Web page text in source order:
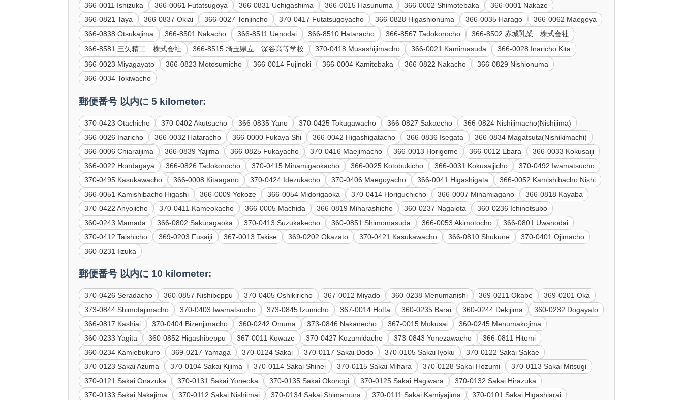
366-0011 Ishizuka
366-0061 Futatsugoya 366-0831 Uchigashima 366-0015 Hasunuma 366-0002 Shimotebaka
366-0001 Nakaze
366-0821 Taya
366-0837 Okiai 366-0027 Tenjincho 370-0417 Futatsugoyacho 366-0828 Higashionuma 366-0035 Harago
366-0062 Maegoya
366-0838 Otsukajima
366-8501 Nakacho 366-8511 Uenodai 366-8510 Hataracho 366-8567 Tadokorocho
366-8502 赤城乳業 株式会社
366-8581 三矢精工 株式会社
366-8515 埼玉県立 深谷高等学校 370-0418 Musashijimacho 366-0021 Kamimasuda
366-0028 Inaricho Kita
366-0023 Miyagayato
366-0823 Motosumicho 366-0014 Fujinoki 366-0004 Kamitebaka 366-0822 Nakacho
366-0829 Nishionuma
366-0034 Tokiwacho
郵便番号 以内に 5 kilometer:
370-0423 Otachicho 370-0402 Akutsucho 366-0835 Yano 370-0425 Tokugawacho 366-0827 Sakaecho
366-0824 Nishijimacho(Nishijima)
366-0026 Inaricho
366-0032 Hataracho 366-0000 Fukaya Shi 366-0042 Higashigatacho 366-0836 Isegata
366-0834 Magatsuta(Nishikimachi)
366-0006 Chiaraijima
366-0839 Yajima 366-0825 Fukayacho 370-0416 Maejimacho 366-0013 Horigome 366-0012 Ebara
366-0033 Kokusaiji
366-0022 Hondagaya
366-0826 Tadokorocho 370-0415 Minamigaokacho 366-0025 Kotobukicho 366-0031 Kokusaijicho
370-0492 Iwamatsucho
370-0495 Kasukawacho
366-0008 Kitaagano 370-0424 Idezukacho 370-0406 Maegoyacho 366-0041 Higashigata
366-0052 Kamishibacho Nishi
366-0051 Kamishibacho Higashi
366-0009 Yokoze 366-0054 Midorigaoka 370-0414 Horiguchicho 366-0007 Minamiagano
366-0818 Kayaba
370-0422 Anyojicho
370-0411 Kameokacho 366-0005 Machida 366-0819 Miharashicho 360-0237 Nagaiota
360-0236 Ichinotsubo
360-0243 Mamada
366-0802 Sakuragaoka 370-0413 Suzukakecho 360-0851 Shimomasuda 366-0053 Akimotocho
366-0801 Uwanodai
370-0412 Taishicho
369-0203 Fusaiji 367-0013 Takise 369-0202 Okazato 370-0421 Kasukawacho 366-0810 Shukune
370-0401 Ojimacho
360-0231 Iizuka
郵便番号 以内に 10 kilometer:
370-0426 Seradacho 360-0857 Nishibeppu 370-0405 Oshikiricho 367-0012 Miyado 360-0238 Menumanishi 369-0211 Okabe
369-0201 Oka
373-0844 Shimotajimacho
370-0403 Iwamatsucho 373-0845 Izumicho 367-0014 Hotta 360-0235 Barai 360-0244 Dekijima
360-0232 Dogayato
366-0817 Kashiai
370-0404 Bizenjimacho 360-0242 Onuma 373-0846 Nakanecho 367-0015 Mokusai
360-0245 Menumakojima
360-0233 Yagita
360-0852 Higashibeppu 367-0011 Kowaze 370-0427 Kozumidacho 373-0843 Yonezawacho
366-0811 Hitomi
360-0234 Kamiebukuro
369-0217 Yamaga 370-0124 Sakai 370-0117 Sakai Dodo 370-0105 Sakai Iyoku
370-0122 Sakai Sakae
370-0123 Sakai Azuma
370-0104 Sakai Kijima 370-0114 Sakai Shinei 370-0115 Sakai Mihara 370-0128 Sakai Hozumi
370-0113 Sakai Mitsugi
370-0121 Sakai Onazuka
370-0131 Sakai Yoneoka 370-0135 Sakai Okonogi 370-0125 Sakai Hagiwara
370-0132 Sakai Hirazuka
370-0133 Sakai Nakajima
370-0112 Sakai Nishiimai 370-0134 Sakai Shimamura 370-0111 Sakai Kamiyajima
370-0101 Sakai Higashiarai